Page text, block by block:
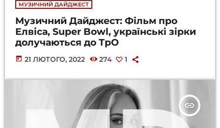
МУЗИЧНИЙ ДАЙДЖЕСТ
Музичний Дайджест: Фільм про
Елвіса, Super Bowl, українські зірки
долучаються до ТрО
today 21 ЛЮТОГО, 2022 274 1
insert_link